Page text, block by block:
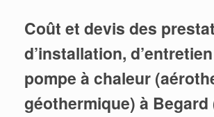
Coût et devis des
d’installation,
pompe à chaleur
géothermique) à Begard